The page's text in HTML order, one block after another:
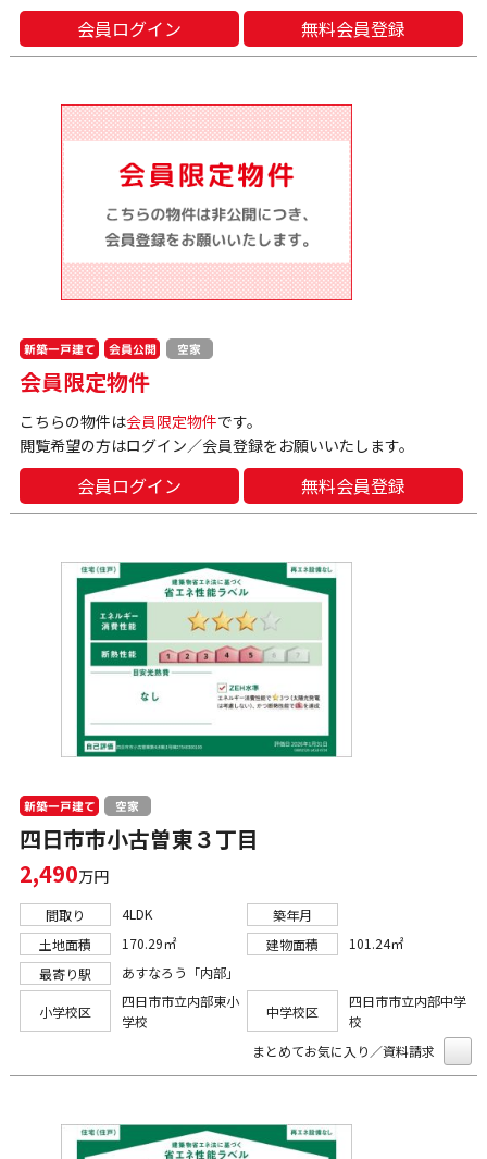
会員ログイン 無料会員登録
新築一戸建て 会員公開 空家
会員限定物件
こちらの物件は会員限定物件です。
閲覧希望の方はログイン／会員登録をお願いいたします。
会員ログイン 無料会員登録
新築一戸建て 空家
四日市市小古曽東３丁目
2,490万円
間取り 4LDK
築年月
土地面積
170.29㎡ 建物面積
101.24㎡
最寄り駅
あすなろう「内部」
小学校区
四日市市立内部東小
学校
中学校区
四日市市立内部中学
校
まとめてお気に入り／資料請求